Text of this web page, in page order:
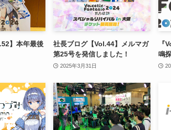
】本年最後
社長ブログ【Vol.44】メルマガ
第25号を発信しました！
2025年3月31日
『
鳴